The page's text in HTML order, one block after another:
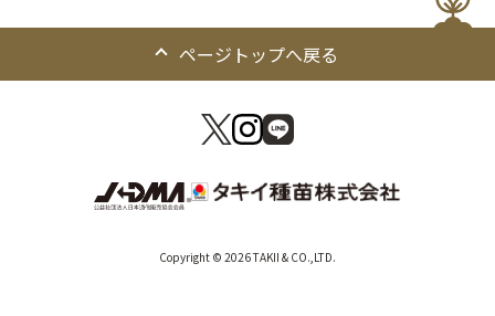
ページトップへ戻る
Copyright © 2026 TAKII & CO.,LTD.